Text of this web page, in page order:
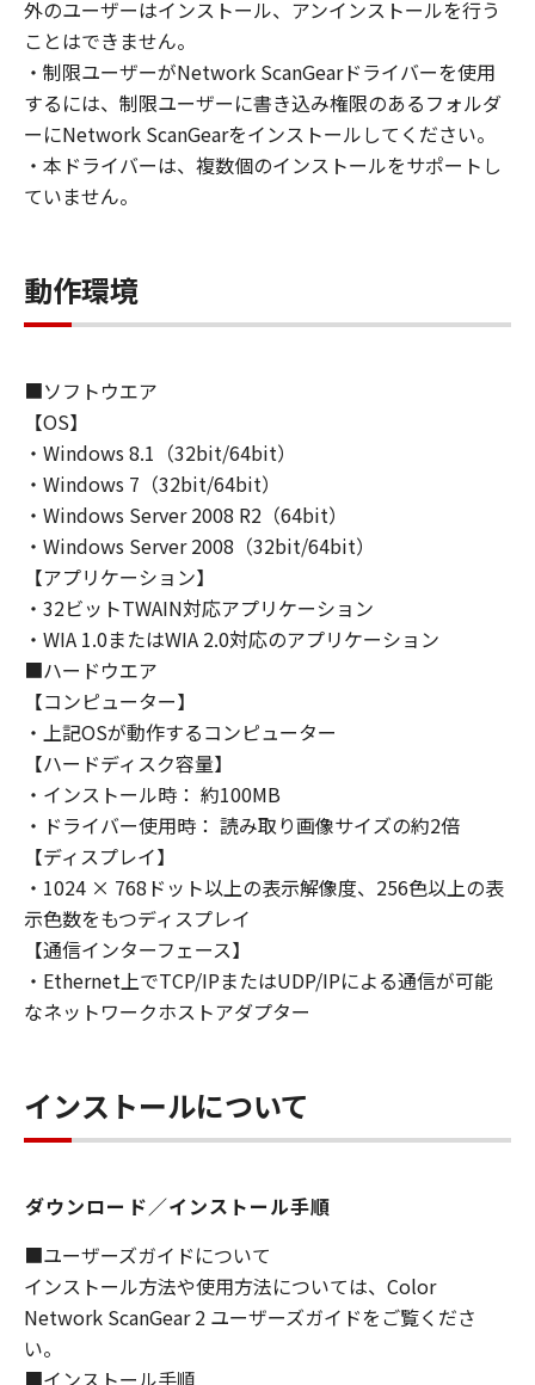
６．サポートおよびアップデート
キヤノン、キヤノンの子会社、関係会社、それ
らの販売代理店および販売店、並びにキヤノン
のライセンサーは、お客様による「本ソフトウ
ェア」の使用を支援すること、および「本ソフ
トウェア」に対してアップデート、バグの修正
あるいはサポートを行うことについて、いかな
７．保証の否認・免責
(1) 「本ソフトウェア」は、『現状のまま』の
の関連会社、それらの販売代理店または販売店
のいずれも、「本ソフトウェア」に関して、商
品性および特定の目的への適合性の保証を含
め、いかなる保証も、明示たると黙示たるとを
問わず一切しないものとします。
(2) キヤノン、キヤノンのライセンサー、キヤノ
ンの子会社、キヤノンの関連会社、それらの販
売代理店または販売店のいずれも、「本ソフト
ウェア」の使用または使用不能から生ずるいか
なる損害（逸失利益およびその他の派生的また
は付随的な損害を含むがこれらに限定されない
全ての損害を言います。）について、適用法で
認められる限り、一切の責任を負わないものと
します。たとえ、キヤノン、キヤノンのライセ
ンサー、キヤノンの子会社、キヤノンの関連会
社、それらの販売代理店または販売店がかかる
損害の可能性について知らされていた場合でも
同様です。
(3) キヤノン、キヤノンのライセンサー、キヤノ
ンの子会社、キヤノンの関連会社、それらの販
売代理店または販売店のいずれも、「本ソフト
ウェア」、または「本ソフトウェア」の使用に
ないものとします。
８．契約期間
記のボタンをクリックした時点、または「本ソ
し、下記(2)または(3)により終了されるまで有
効に存続します。
(2) お客様は、「本ソフトウェア」およびその
り、本契約書を終了させることができます。
外のユーザーはインストール、アンインストールを行う
ことはできません。
・制限ユーザーがNetwork ScanGearドライバーを使用
するには、制限ユーザーに書き込み権限のあるフォルダ
ーにNetwork ScanGearをインストールしてください。
・本ドライバーは、複数個のインストールをサポートし
ていません。
動作環境
■ソフトウエア
【OS】
・Windows 8.1（32bit/64bit）
・Windows 7（32bit/64bit）
・Windows Server 2008 R2（64bit）
・Windows Server 2008（32bit/64bit）
【アプリケーション】
・32ビットTWAIN対応アプリケーション
・WIA 1.0またはWIA 2.0対応のアプリケーション
■ハードウエア
【コンピューター】
・上記OSが動作するコンピューター
【ハードディスク容量】
・インストール時： 約100MB
・ドライバー使用時： 読み取り画像サイズの約2倍
【ディスプレイ】
・1024 × 768ドット以上の表示解像度、256色以上の表
示色数をもつディスプレイ
【通信インターフェース】
・Ethernet上でTCP/IPまたはUDP/IPによる通信が可能
なネットワークホストアダプター
インストールについて
ダウンロード／インストール手順
■ユーザーズガイドについて
インストール方法や使用方法については、Color
Network ScanGear 2 ユーザーズガイドをご覧くださ
い。
■インストール手順